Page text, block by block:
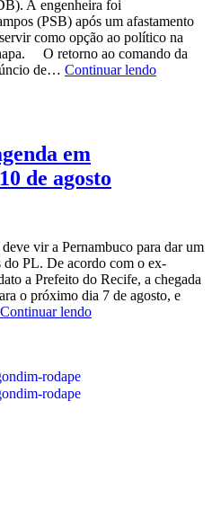
A engenheira foi
(PSB) após um afastamento
como opção ao político na
O retorno ao comando da
de… Continuar lendoMarília
em
de agosto
vir a Pernambuco para dar um
do PL. De acordo com o ex-
a Prefeito do Recife, a chegada
o próximo dia 7 de agosto, e
Continuar lendoBolsonaro